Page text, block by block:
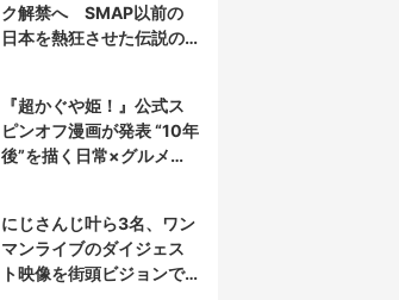
ク解禁へ SMAP以前の
日本を熱狂させた伝説の
『超かぐや姫！』公式ス
ピンオフ漫画が発表 “10年
後”を描く日常×グルメ作
にじさんじ叶ら3名、ワン
マンライブのダイジェス
ト映像を街頭ビジョンで